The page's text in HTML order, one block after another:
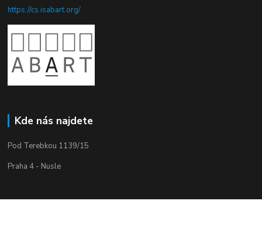
https://cs.isabart.org/
Kde nás najdete
Pod Terebkou 1139/15
Praha 4 - Nusle